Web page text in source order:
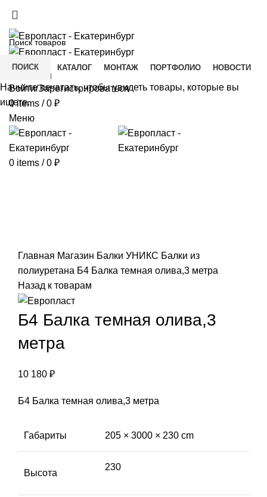
ГЛАВНАЯ КАТАЛОГ МОНТАЖ ПОРТФОЛИО
НОВОСТИ
КОНТАКТЫ
Войти/Зарегистрироваться
0items / 0 ₽
Меню
0 items / 0 ₽
Главная Магазин Балки УНИКС Балки из
полиуретана Б4 Балка темная олива,3 метра
Назад к товарам
Б4 Балка темная олива,3
метра
10 180 ₽
Б4 Балка темная олива,3 метра
Габариты 205 × 3000 × 230 cm
Высота
230
ПОИСК
Начните печатать, чтобы увидеть товары, которые вы
ищете.